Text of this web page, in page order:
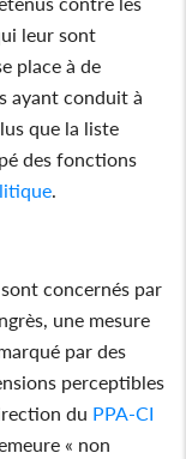
leur sont
place à de
ayant conduit à
que la liste
des fonctions
concernés par
une mesure
par des
perceptibles
du PPA-CI
« non